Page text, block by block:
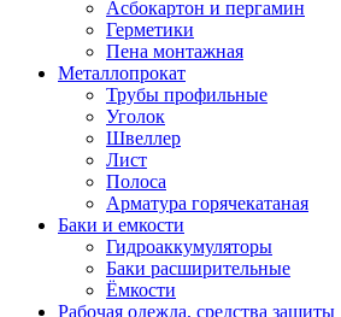
Асбокартон и пергамин
Герметики
Пена монтажная
Металлопрокат
Трубы профильные
Уголок
Швеллер
Лист
Полоса
Арматура горячекатаная
Баки и емкости
Гидроаккумуляторы
Баки расширительные
Ёмкости
Рабочая одежда, средства защиты